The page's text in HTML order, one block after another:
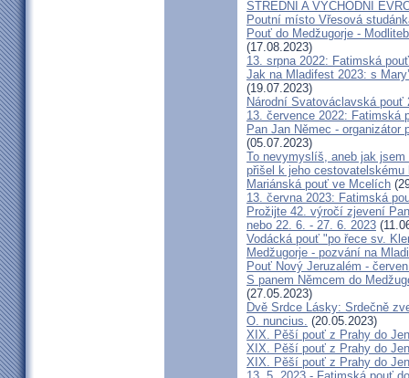
STŘEDNÍ A VÝCHODNÍ
Poutní místo Vřesová
Pouť do Medžugorje -
(17.08.2023)
13. srpna 2022: Fatimská
Jak na Mladifest 2023: s
(19.07.2023)
Národní Svatováclavská pouť
13. července 2022: Fatimská
Pan Jan Němec -
(05.07.2023)
To nevymyslíš, aneb jak
přišel k jeho cestovatelskému
Mariánská pouť ve Mcelích
13. června 2023: Fatimská
Prožijte 42. výročí zjevení
nebo 22. 6. - 27. 6. 2023
Vodácká pouť "po řece sv.
Medžugorje - pozvání na
Pouť Nový Jeruzalém -
S panem Němcem do
(27.05.2023)
Dvě Srdce Lásky: Srdečně
O. nuncius. (20.05.2023)
XIX. Pěší pouť z Prahy do
XIX. Pěší pouť z Prahy do
XIX. Pěší pouť z Prahy do